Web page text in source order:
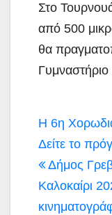
Στο
από 500
θα
H 6η
Δείτε το
Δήμος
Καλοκαίρι